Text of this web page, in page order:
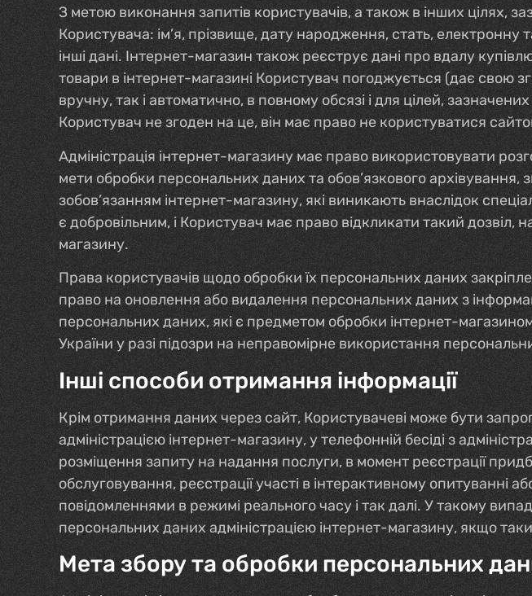
З метою виконання запитів користувачів, а також в інших цілях,
Користувача: ім’я, прізвище, дату народження, стать,
інші дані. Інтернет-магазин також реєструє дані про вдалу
товари в інтернет-магазині Користувач погоджується (дає свою
вручну, так і автоматично, в повному обсязі і для цілей,
Користувач не згоден на це, він має право не користуватися
Адміністрація інтернет-магазину має право використовувати
мети обробки персональних даних та обов’язкового
зобов’язанням інтернет-магазину, які виникають внаслідок
є добровільним, і Користувач має право відкликати такий
магазину.
Права користувачів щодо обробки їх персональних даних
право на оновлення або видалення персональних даних з
персональних даних, які є предметом обробки інтернет-
України у разі підозри на неправомірне використання
Інші способи отримання інформації
Крім отримання даних через сайт, Користувачеві може бути
адміністрацією інтернет-магазину, у телефонній бесіді з
розміщення запиту на надання послуги, в момент реєстрації
обслуговування, реєстрації участі в інтерактивному опитуванні
повідомленнями в режимі реального часу і так далі. У такому
персональних даних адміністрацією інтернет-магазину, якщо
Мета збору та обробки персональних